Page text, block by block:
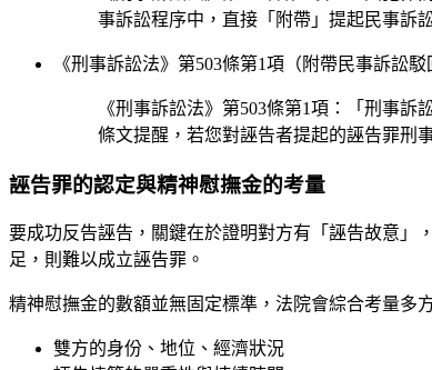
事訴訟程序中，直接「附帶」提起民事訴
《刑事訴訟法》第503條第1項（附帶民事訴訟駁
《刑事訴訟法》第503條第1項：「刑事
條文提醒，若您對誣告者提起的誣告罪刑
誣告罪的認定與精神慰撫金的考量
要成功反告誣告，關鍵在於證明對方有「誣告故意」
足，則難以成立誣告罪。
精神慰撫金的數額並無固定標準，法院會綜合考量多
雙方的身份、地位、經濟狀況